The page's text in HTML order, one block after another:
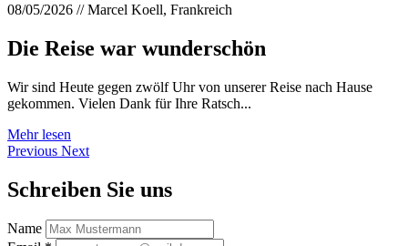
08/05/2026 // Marcel Koell, Frankreich
Die Reise war wunderschön
Wir sind Heute gegen zwölf Uhr von unserer Reise nach Hause
gekommen. Vielen Dank für Ihre Ratsch...
Mehr lesen
Previous Next
Schreiben Sie uns
Name